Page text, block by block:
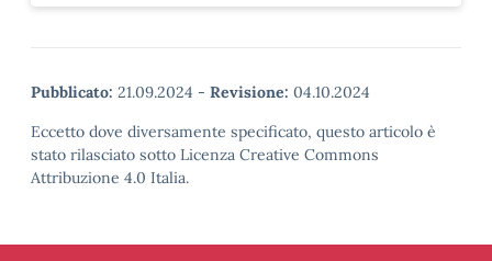
Pubblicato: 21.09.2024 - Revisione: 04.10.2024
Eccetto dove diversamente specificato, questo articolo è
stato rilasciato sotto Licenza Creative Commons
Attribuzione 4.0 Italia.